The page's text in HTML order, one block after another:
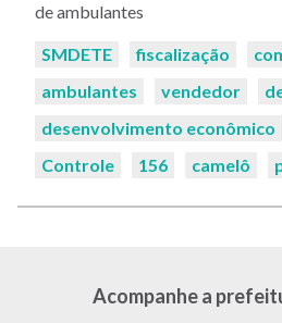
de ambulantes
Palavras-
SMDETE fiscalização
ambulantes
vendedor
desenvolvimento econômico
Controle
156 camelô
Acompanhe a